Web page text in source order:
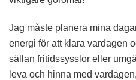
Jag måste planera mina
energi för att klara vardagen
sällan fritidssysslor eller
leva och hinna med